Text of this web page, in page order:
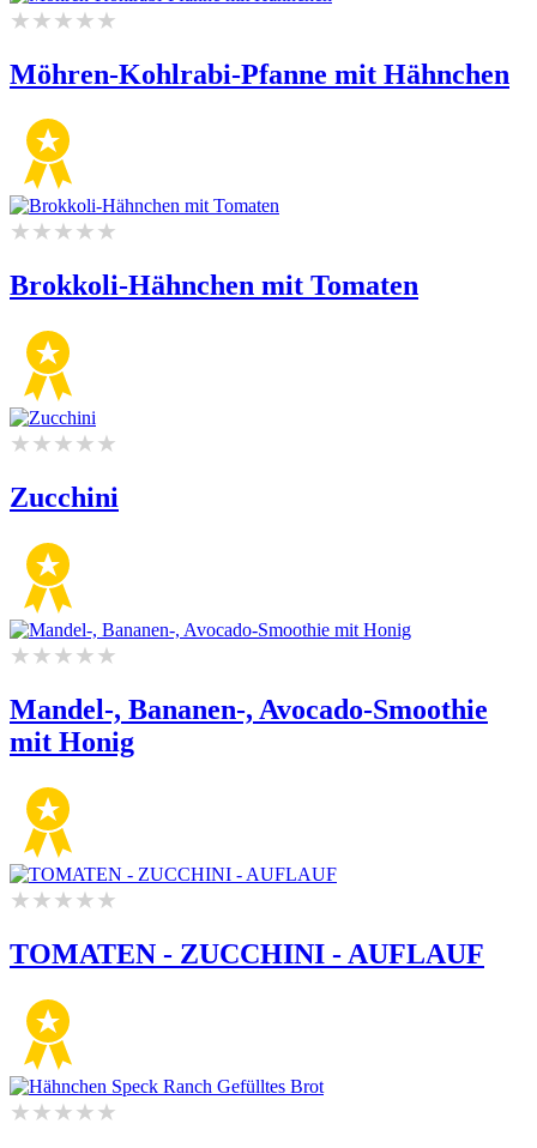
Möhren-Kohlrabi-Pfanne mit Hähnchen
Brokkoli-Hähnchen mit Tomaten
Zucchini
Mandel-, Bananen-, Avocado-Smoothie
mit Honig
TOMATEN - ZUCCHINI - AUFLAUF